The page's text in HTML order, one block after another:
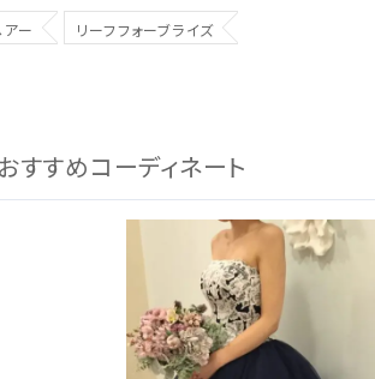
ー リーフフォーブライズ
おすすめコーディネート